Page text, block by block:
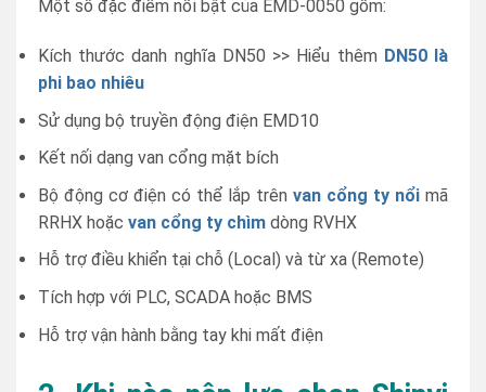
Một số đặc điểm nổi bật của EMD-0050 gồm:
Kích thước danh nghĩa DN50 >> Hiểu thêm DN50 là
phi bao nhiêu
Sử dụng bộ truyền động điện EMD10
Kết nối dạng van cổng mặt bích
Bộ động cơ điện có thể lắp trên van cổng ty nổi mã
RRHX hoặc van cổng ty chìm dòng RVHX
Hỗ trợ điều khiển tại chỗ (Local) và từ xa (Remote)
Tích hợp với PLC, SCADA hoặc BMS
Hỗ trợ vận hành bằng tay khi mất điện